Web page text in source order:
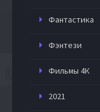
Фантастика
Фэнтези
Фильмы 4К
2021